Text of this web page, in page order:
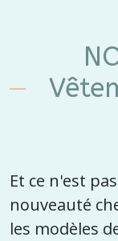
Et ce n'est
nouveauté
les modèles